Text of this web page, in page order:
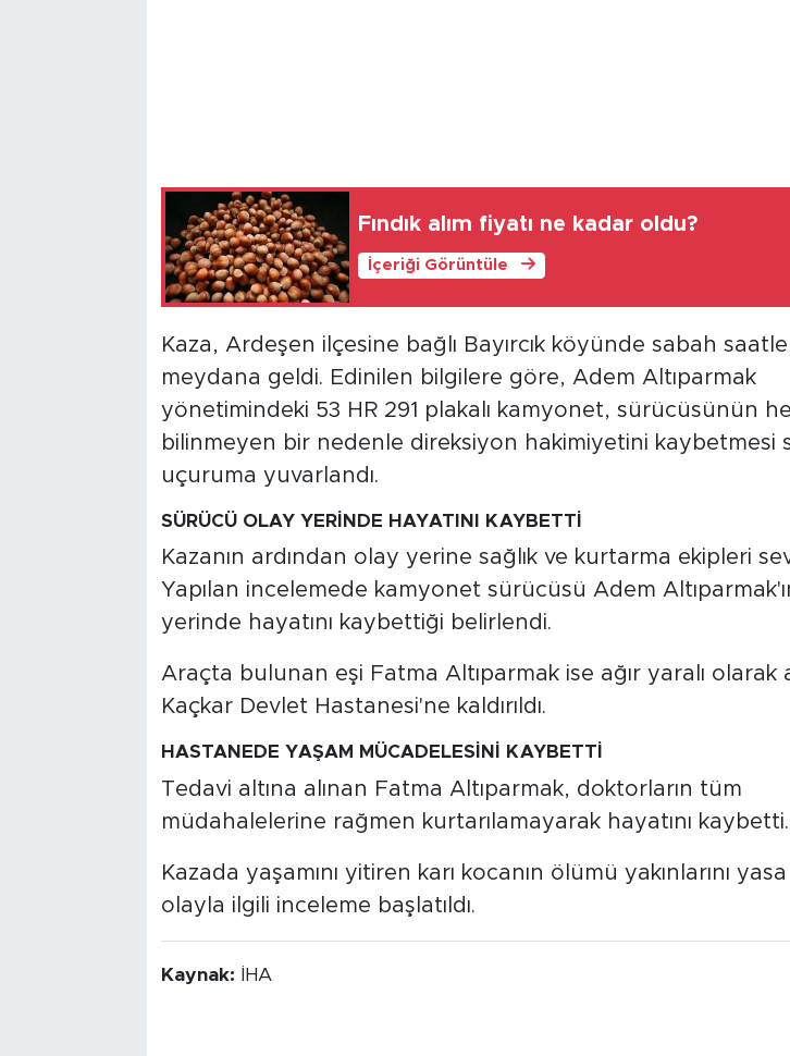
Fındık alım fiyatı ne kadar oldu?
İçeriği Görüntüle
Kaza, Ardeşen ilçesine bağlı Bayırcık köyünde sabah
meydana geldi. Edinilen bilgilere göre, Adem Altıparmak
yönetimindeki 53 HR 291 plakalı kamyonet, sürücüsünün
bilinmeyen bir nedenle direksiyon hakimiyetini kaybetmesi
uçuruma yuvarlandı.
SÜRÜCÜ OLAY YERİNDE HAYATINI KAYBETTİ
Kazanın ardından olay yerine sağlık ve kurtarma ekipleri
Yapılan incelemede kamyonet sürücüsü Adem
yerinde hayatını kaybettiği belirlendi.
Araçta bulunan eşi Fatma Altıparmak ise ağır yaralı olarak
Kaçkar Devlet Hastanesi'ne kaldırıldı.
HASTANEDE YAŞAM MÜCADELESİNİ KAYBETTİ
Tedavi altına alınan Fatma Altıparmak, doktorların tüm
müdahalelerine rağmen kurtarılamayarak hayatını kaybetti.
Kazada yaşamını yitiren karı kocanın ölümü yakınlarını
olayla ilgili inceleme başlatıldı.
Kaynak: İHA